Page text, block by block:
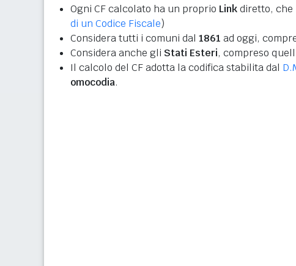
Ogni CF calcolato ha un proprio Linkdiretto, che
di un Codice Fiscale)
Considera tutti i comuni dal 1861 ad oggi,
Considera anche gli Stati Esteri, compreso
Il calcolo del CF adotta la codifica stabilita dal
omocodia.